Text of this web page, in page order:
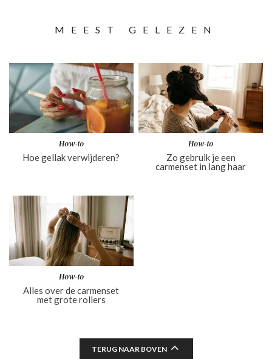
MEEST GELEZEN
How-to
Hoe gellak verwijderen?
How-to
Zo gebruik je een
carmenset in lang haar
How-to
Alles over de carmenset
met grote rollers
TERUG NAAR BOVEN